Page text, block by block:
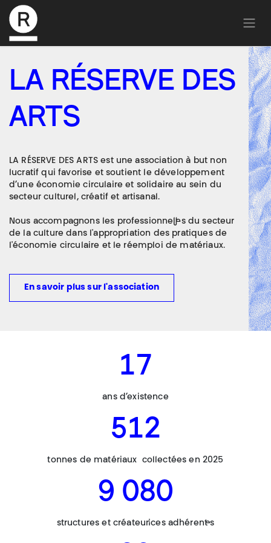
LA RÉSERVE DES
ARTS
LA RÉSERVE DES ARTS est une association à but non
lucratif qui favorise et soutient le développement
d’une économie circulaire et solidaire au sein du
secteur culturel, créatif et artisanal.
Nous accompagnons les professionnel·les du secteur
de la culture dans l'appropriation des pratiques de
l'économie circulaire et le réemploi de matériaux.
En savoir plus sur l'association
17
ans d’existence
512
tonnes de matériaux collectées en 2025
9 080
structures et créateur·ices adhérent·es